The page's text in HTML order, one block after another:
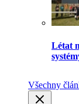
Létat
Všechny